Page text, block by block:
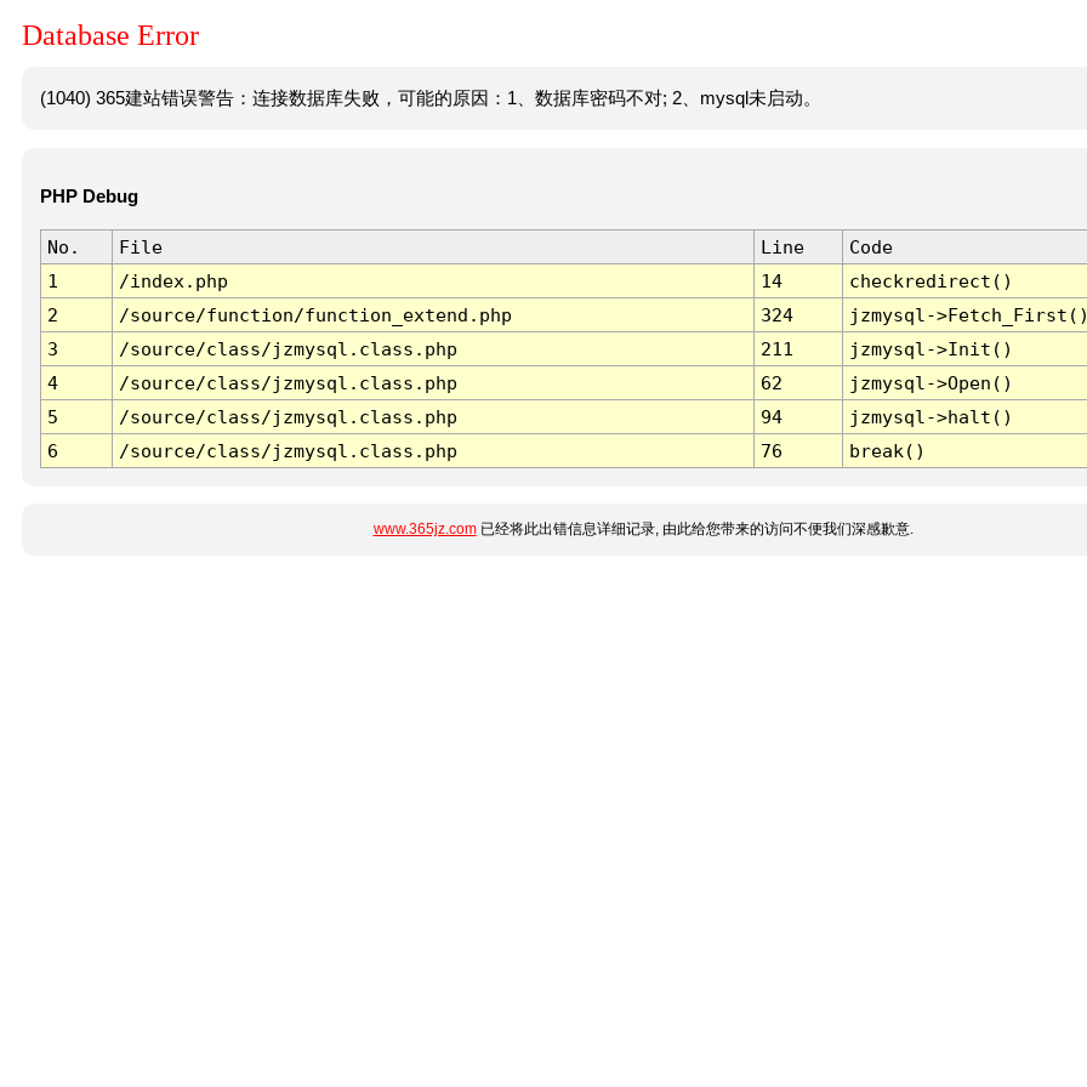
Database Error
(1040) 365建站错误警告：连接数据库失败，可能的原因：1、数据库密码不对; 2、mysql未启动。
PHP Debug
No. File Line
Code
1
/index.php 14
checkredirect()
2
/source/function/function_extend.php 324
jzmysql-
3
/source/class/jzmysql.class.php 211
jzmysql->Init()
4
/source/class/jzmysql.class.php 62
jzmysql->Open()
5
/source/class/jzmysql.class.php 94
jzmysql->halt()
6
/source/class/jzmysql.class.php 76 break()
www.365jz.com已经将此出错信息详细记录, 由此给您带来的访问不便我们深感歉意.